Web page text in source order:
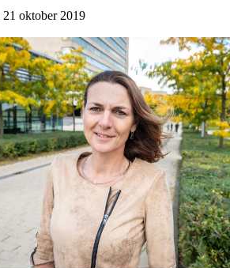
21 oktober 2019